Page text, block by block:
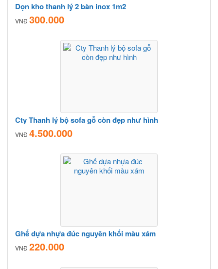
Dọn kho thanh lý 2 bàn inox 1m2
VNĐ 300.000
Cty Thanh lý bộ sofa gỗ còn đẹp như hình
VNĐ 4.500.000
Ghế dựa nhựa đúc nguyên khối màu xám
VNĐ 220.000